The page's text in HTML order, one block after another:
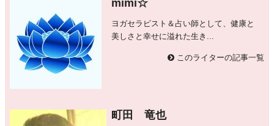
mimi☆
ヨガセラピスト＆占い師として、健康と
美しさと幸せに溢れた生き...
このライターの記事一覧
町田 竜也